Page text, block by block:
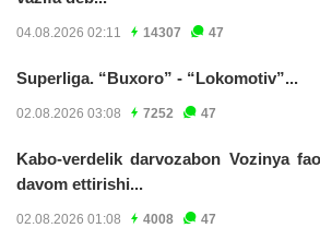
04.08.2026 02:11 14307 47
Superliga. “Buxoro” - “Lokomotiv”...
02.08.2026 03:08 7252 47
Kabo-verdelik darvozabon Vozinya
davom ettirishi...
02.08.2026 01:08 4008 47